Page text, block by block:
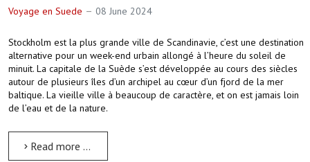
Voyage en Suede 08 June 2024
Stockholm est la plus grande ville de Scandinavie, c’est une destination
alternative pour un week-end urbain allongé à l’heure du soleil de
minuit. La capitale de la Suède s’est développée au cours des siècles
autour de plusieurs îles d’un archipel au cœur d’un fjord de la mer
baltique. La vieille ville à beaucoup de caractère, et on est jamais loin
de l’eau et de la nature.
Read more …